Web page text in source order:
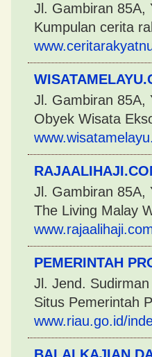
Jl. Gambiran 85A,
Kumpulan cerita
Jl. Gambiran 85A,
Obyek Wisata
Jl. Gambiran 85A,
The Living Malay
PEMERINTAH
Jl. Jend.
Situs Pemerintah
www.riau.go.id/